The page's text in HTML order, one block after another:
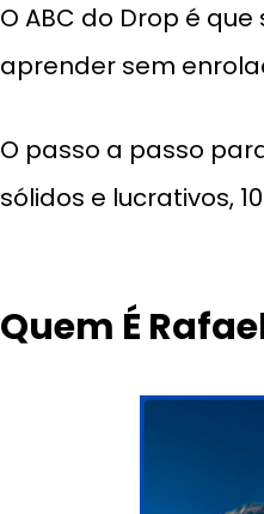
O ABC do Drop é
aprender sem
O passo a passo
sólidos e lucrativos,
Quem É